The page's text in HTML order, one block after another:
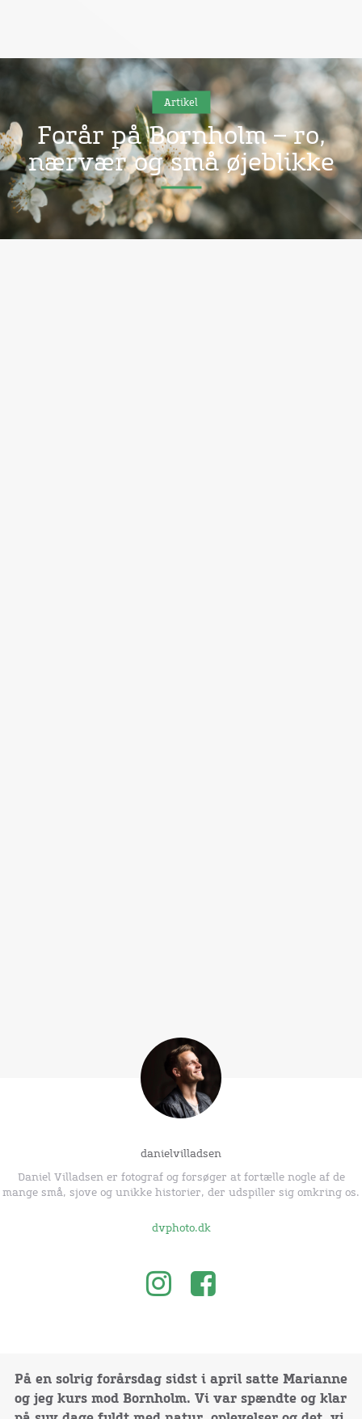
Artikel
Forår på Bornholm – ro,
nærvær og små øjeblikke
danielvilladsen
Daniel Villadsen er fotograf og forsøger at fortælle nogle af de
mange små, sjove og unikke historier, der udspiller sig omkring os.
dvphoto.dk
På en solrig forårsdag sidst i april satte Marianne
og jeg kurs mod Bornholm. Vi var spændte og klar